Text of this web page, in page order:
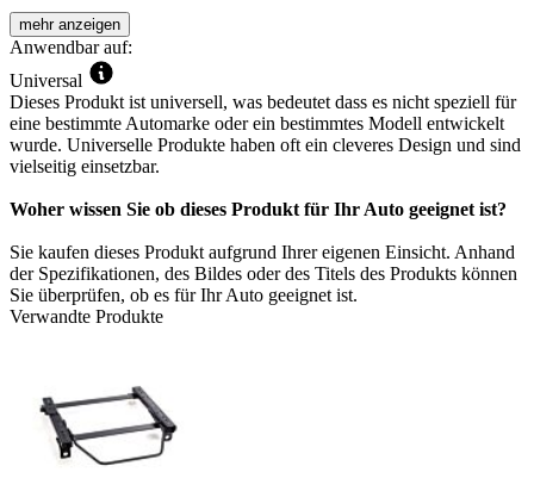
mehr anzeigen
Anwendbar auf:
Universal
Dieses Produkt ist universell, was bedeutet dass es nicht speziell für
eine bestimmte Automarke oder ein bestimmtes Modell entwickelt
wurde. Universelle Produkte haben oft ein cleveres Design und sind
vielseitig einsetzbar.
Woher wissen Sie ob dieses Produkt für Ihr Auto geeignet ist?
Sie kaufen dieses Produkt aufgrund Ihrer eigenen Einsicht. Anhand
der Spezifikationen, des Bildes oder des Titels des Produkts können
Sie überprüfen, ob es für Ihr Auto geeignet ist.
Verwandte Produkte